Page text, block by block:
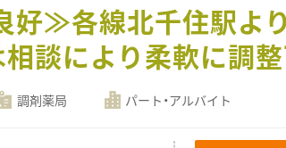
好≫各線北千住駅よ
談により柔軟に調整
調剤薬局 パート・アルバイト